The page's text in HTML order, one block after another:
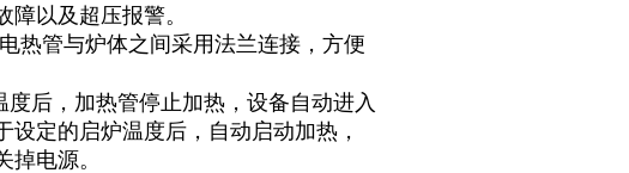
以及超压报警。
热管与炉体之间采用法兰连接，方便
后，加热管停止加热，设备自动进入
定的启炉温度后，自动启动加热，
电源。